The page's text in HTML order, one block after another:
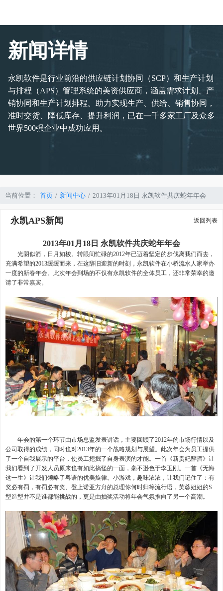
新闻详情
永凯软件是行业前沿的供应链计划协同（SCP）和生产计划
与排程（APS）管理系统的美资供应商，涵盖需求计划、产
销协同和生产计划排程。助力实现生产、供给、销售协同，
准时交货、降低库存、提升利润，已在一千多家工厂及众多
世界500强企业中成功应用。
当前位置： 首页 新闻中心 2013年01月18日 永凯软件共庆蛇年年会
永凯APS新闻 返回列表
2013年01月18日 永凯软件共庆蛇年年会
光阴似箭，日月如梭。转眼间忙碌的2012年已迈着坚定的步伐离我们而去，
充满希望的2013缓缓而来，在这辞旧迎新的时刻， 永凯软件在小桥流水人家举办
一度的新春年会。此次年会到场的不仅有永凯软件的全体员工，还非常荣幸的邀
请了非常嘉宾。
年会的第一个环节由市场总监发表讲话，主要回顾了2012年的市场行情以及
公司取得的成绩，同时也对2013年的一个战略规划与展望。此次年会为员工提供
了一个自我展示的平台，使员工挖掘了自身表演的才能。一首《新贵妃醉酒》让
我们看到了开发人员原来也有如此搞怪的一面，毫不逊色于李玉刚。一首《无悔
这一生》让我们领略了粤语的优美旋律。小游戏，趣味浓浓，让我们记住了：有
奖必有罚，有罚必有奖、登上诺亚方舟的总理你何时归等流行语，芙蓉姐姐的S
型造型并不是谁都能挑战的，更是由抽奖活动将年会气氛推向了另一个高潮。